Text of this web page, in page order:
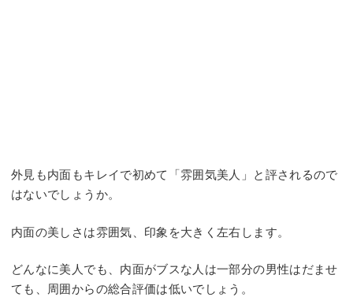
外見も内面もキレイで初めて「雰囲気美人」と評されるので
はないでしょうか。
内面の美しさは雰囲気、印象を大きく左右します。
どんなに美人でも、内面がブスな人は一部分の男性はだませ
ても、周囲からの総合評価は低いでしょう。